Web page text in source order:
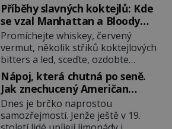
Příběhy slavných koktejlů: Kde
se vzal Manhattan a Bloody
Mary?
Promíchejte whiskey, červený
vermut, několik střiků koktejlových
bitters a led, sceďte, ozdobte
koktejlovou třešinkou a tadá…
Manhattan je tu! A pokud to má být
skutečně on, dejte si pozor, ať
místo klasické americké rye
whiskey či klidně bourbonu
Nápoj, která chutná po seně.
Jak znechucený Američan
vymyslel brčko
Dnes je brčko naprostou
samozřejmostí. Jenže ještě v 19.